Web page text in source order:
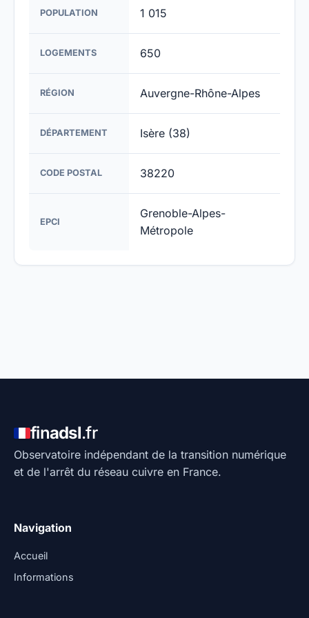
POPULATION 1 015
LOGEMENTS 650
RÉGION Auvergne-Rhône-Alpes
DÉPARTEMENT Isère (38)
CODE POSTAL 38220
EPCI
Grenoble-Alpes-
Métropole
finadsl.fr
Observatoire indépendant de la transition numérique
et de l'arrêt du réseau cuivre en France.
Navigation
Accueil
Informations